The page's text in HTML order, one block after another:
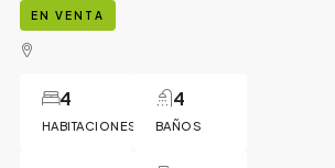
EN VENTA
HABITACIONES
4
BAÑOS
4